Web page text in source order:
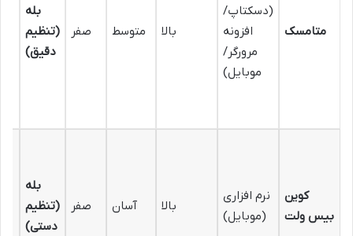
متامسک
(دسکتاپ/
افزونه
مرورگر/
موبایل)
بالا متوسط صفر
بله
(تنظیم
دقیق)
کوین
بیس ولت
نرم افزاری
(موبایل)
بالا آسان صفر
بله
(تنظیم
دستی)